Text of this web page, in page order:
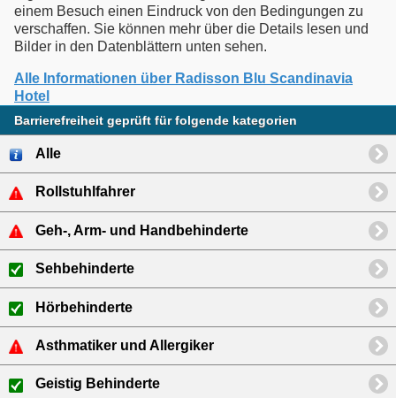
einem Besuch einen Eindruck von den Bedingungen zu
verschaffen. Sie können mehr über die Details lesen und
Bilder in den Datenblättern unten sehen.
Alle Informationen über Radisson Blu Scandinavia
Hotel
Barrierefreiheit geprüft für folgende kategorien
Alle
Rollstuhlfahrer
Geh-, Arm- und Handbehinderte
Sehbehinderte
Hörbehinderte
Asthmatiker und Allergiker
Geistig Behinderte